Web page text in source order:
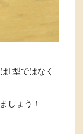
L型ではなく
しょう！